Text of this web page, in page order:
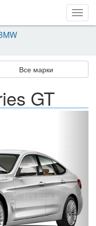
Все марки
GT